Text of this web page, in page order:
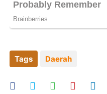
Tags Daerah